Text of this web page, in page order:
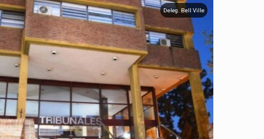
Deleg. Bell Ville